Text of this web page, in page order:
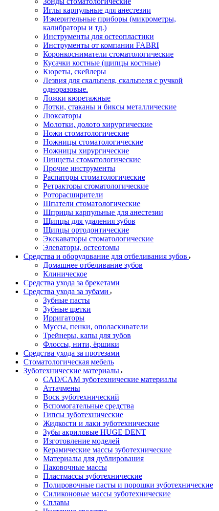
Иглы карпульные для анестезии
Измерительные приборы (микрометры,
калибраторы и тд.)
Инструменты для остеопластики
Инструменты от компании FABRI
Коронкосниматели стоматологические
Кусачки костные (щипцы костные)
Кюреты, скейлеры
Лезвия для скальпеля, скальпеля с ручкой
одноразовые.
Ложки кюретажные
Лотки, стаканы и биксы металлические
Люксаторы
Молотки, долото хирургические
Ножи стоматологические
Ножницы стоматологические
Ножницы хирургические
Пинцеты стоматологические
Прочие инструменты
Распаторы стоматологические
Ретракторы стоматологические
Роторасширители
Шпатели стоматологические
Шприцы карпульные для анестезии
Щипцы для удаления зубов
Щипцы ортодонтические
Экскаваторы стоматологические
Элеваторы, остеотомы
Средства и оборудование для отбеливания зубов
Домашнее отбеливание зубов
Клиническое
Средства ухода за брекетами
Средства ухода за зубами
Зубные пасты
Зубные щетки
Ирригаторы
Муссы, пенки, ополаскиватели
Трейнеры, капы для зубов
Флоссы, нити, ёршики
Средства ухода за протезами
Стоматологическая мебель
Зуботехнические материалы
CAD/CAM зуботехнические материалы
Аттачмены
Воск зуботехнический
Вспомогательные средства
Гипсы зуботехнические
Жидкости и лаки зуботехнические
Зубы акриловые HUGE DENT
Изготовление моделей
Керамические массы зуботехнические
Материалы для дублирования
Паковочные массы
Пластмассы зуботехнические
Полировочные пасты и порошки зуботехнические
Силиконовые массы зуботехнические
Сплавы